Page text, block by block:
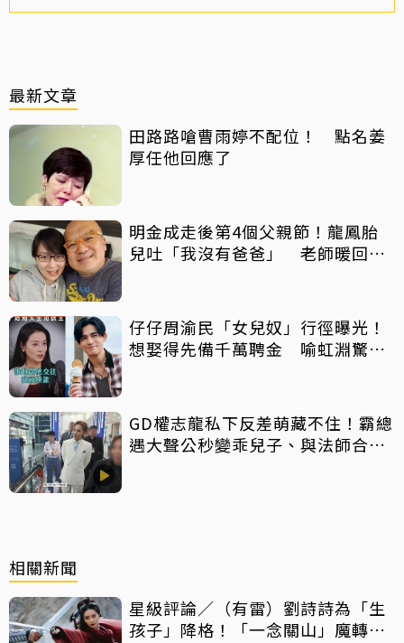
最新文章
田路路嗆曹雨婷不配位！ 點名姜
厚任他回應了
明金成走後第4個父親節！龍鳳胎
兒吐「我沒有爸爸」 老師暖回一
仔仔周渝民「女兒奴」行徑曝光！
想娶得先備千萬聘金 喻虹淵驚
GD權志龍私下反差萌藏不住！霸總
遇大聲公秒變乖兒子、與法師合照
相關新聞
星級評論／（有雷）劉詩詩為「生
孩子」降格！「一念關山」魔轉成